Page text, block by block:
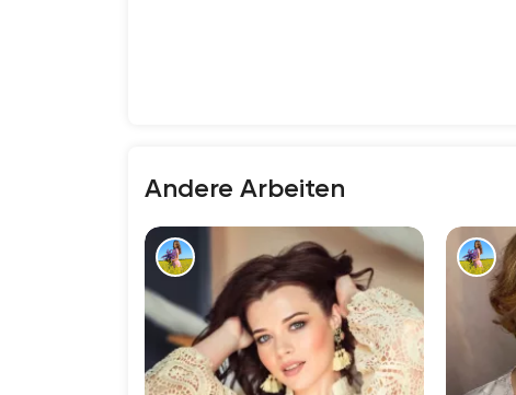
Andere Arbeiten